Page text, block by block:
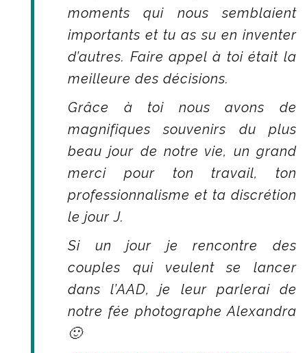
moments qui nous semblaient
importants et tu as su en inventer
d’autres. Faire appel à toi était la
meilleure des décisions.
Grâce à toi nous avons de
magnifiques souvenirs du plus
beau jour de notre vie, un grand
merci pour ton travail, ton
professionnalisme et ta discrétion
le jour J.
Si un jour je rencontre des
couples qui veulent se lancer
dans l’AAD, je leur parlerai de
notre fée photographe Alexandra
🙂